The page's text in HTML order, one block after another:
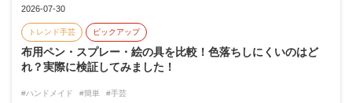
2026-07-30
トレンド手芸 ピックアップ
布用ペン・スプレー・絵の具を比較！色落ちしにくいのはど
れ？実際に検証してみました！
#ハンドメイド #簡単 #手芸